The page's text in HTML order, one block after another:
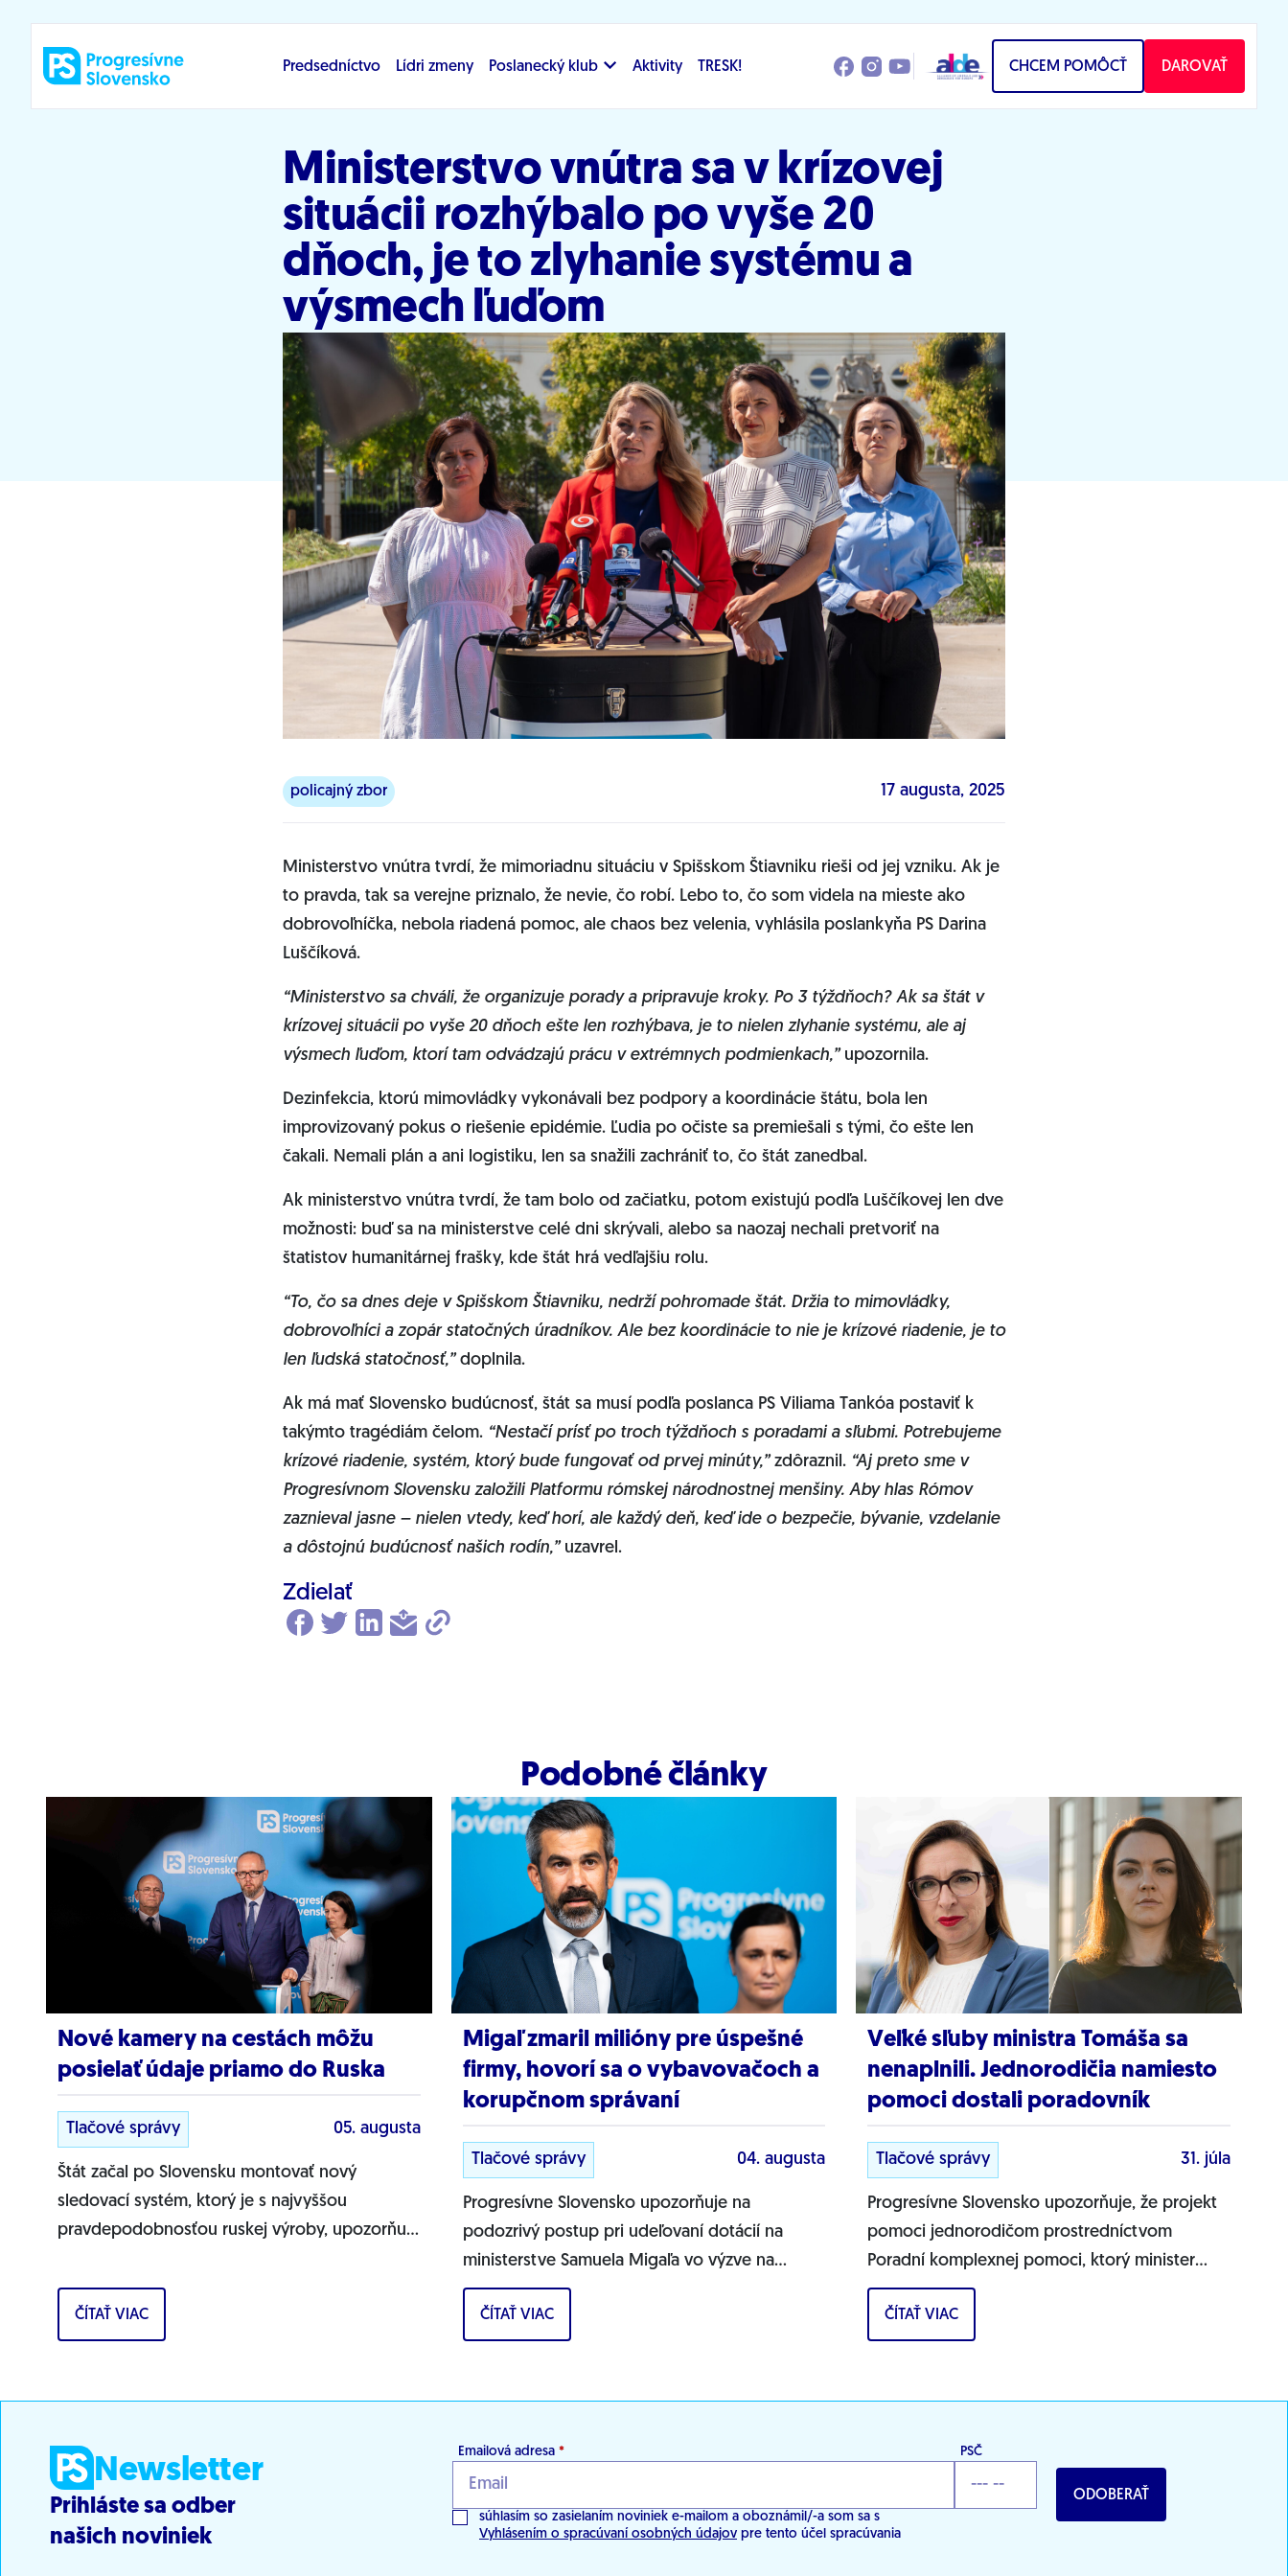
Predsedníctvo Lídri zmeny Poslanecký klub Aktivity TRESK! CHCEM POMÔCŤ DAROVAŤ
Ministerstvo vnútra sa v krízovej
situácii rozhýbalo po vyše 20
dňoch, je to zlyhanie systému a
výsmech ľuďom
policajný zbor 17 augusta, 2025
Ministerstvo vnútra tvrdí, že mimoriadnu situáciu v Spišskom Štiavniku rieši od jej vzniku. Ak je
to pravda, tak sa verejne priznalo, že nevie, čo robí. Lebo to, čo som videla na mieste ako
dobrovoľníčka, nebola riadená pomoc, ale chaos bez velenia, vyhlásila poslankyňa PS Darina
Luščíková.
“Ministerstvo sa chváli, že organizuje porady a pripravuje kroky. Po 3 týždňoch? Ak sa štát v
krízovej situácii po vyše 20 dňoch ešte len rozhýbava, je to nielen zlyhanie systému, ale aj
výsmech ľuďom, ktorí tam odvádzajú prácu v extrémnych podmienkach,”upozornila.
Dezinfekcia, ktorú mimovládky vykonávali bez podpory a koordinácie štátu, bola len
improvizovaný pokus o riešenie epidémie. Ľudia po očiste sa premiešali s tými, čo ešte len
čakali. Nemali plán a ani logistiku, len sa snažili zachrániť to, čo štát zanedbal.
Ak ministerstvo vnútra tvrdí, že tam bolo od začiatku, potom existujú podľa Luščíkovej len dve
možnosti: buď sa na ministerstve celé dni skrývali, alebo sa naozaj nechali pretvoriť na
štatistov humanitárnej frašky, kde štát hrá vedľajšiu rolu.
“To, čo sa dnes deje v Spišskom Štiavniku, nedrží pohromade štát. Držia to mimovládky,
dobrovoľníci a zopár statočných úradníkov. Ale bez koordinácie to nie je krízové riadenie, je to
len ľudská statočnosť,”doplnila.
Ak má mať Slovensko budúcnosť, štát sa musí podľa poslanca PS Viliama Tankóa postaviť k
takýmto tragédiám čelom. “Nestačí prísť po troch týždňoch s poradami a sľubmi. Potrebujeme
krízové riadenie, systém, ktorý bude fungovať od prvej minúty,”zdôraznil. “Aj preto sme v
Progresívnom Slovensku založili Platformu rómskej národnostnej menšiny. Aby hlas Rómov
zaznieval jasne – nielen vtedy, keď horí, ale každý deň, keď ide o bezpečie, bývanie, vzdelanie
a dôstojnú budúcnosť našich rodín,”uzavrel.
Zdielať
Podobné články
Nové kamery na cestách môžu
posielať údaje priamo do Ruska
Tlačové správy 05. augusta
Štát začal po Slovensku montovať nový
sledovací systém, ktorý je s najvyššou
pravdepodobnosťou ruskej výroby, upozorňuje
objavujú nové...
ČÍTAŤ VIAC
Migaľ zmaril milióny pre úspešné
firmy, hovorí sa o vybavovačoch a
korupčnom správaní
Tlačové správy 04. augusta
Progresívne Slovensko upozorňuje na
podozrivý postup pri udeľovaní dotácií na
ministerstve Samuela Migaľa vo výzve na
podporu výskumu a vývoja v oblasti digitálnej
transformácie...
ČÍTAŤ VIAC
Veľké sľuby ministra Tomáša sa
nenaplnili. Jednorodičia namiesto
pomoci dostali poradovník
Tlačové správy 31. júla
Progresívne Slovensko upozorňuje, že projekt
pomoci jednorodičom prostredníctvom
Poradní komplexnej pomoci, ktorý minister
práce Erik Tomáš predstavil ako zásadnú
pomoc pre osamelých...
ČÍTAŤ VIAC
Newsletter
Prihláste sa odber
našich noviniek
Emailová adresa * PSČ
súhlasím so zasielaním noviniek e-mailom a oboznámil/-a som sa s
Vyhlásením o spracúvaní osobných údajov pre tento účel spracúvania
ODOBERAŤ